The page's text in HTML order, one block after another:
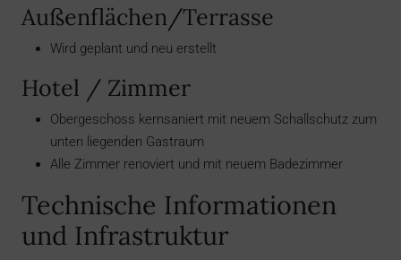
Außenflächen/Terrasse
Wird geplant und neu erstellt
Hotel / Zimmer
Obergeschoss kernsaniert mit neuem Schallschutz zum
unten liegenden Gastraum
Alle Zimmer renoviert und mit neuem Badezimmer
Technische Informationen
und Infrastruktur